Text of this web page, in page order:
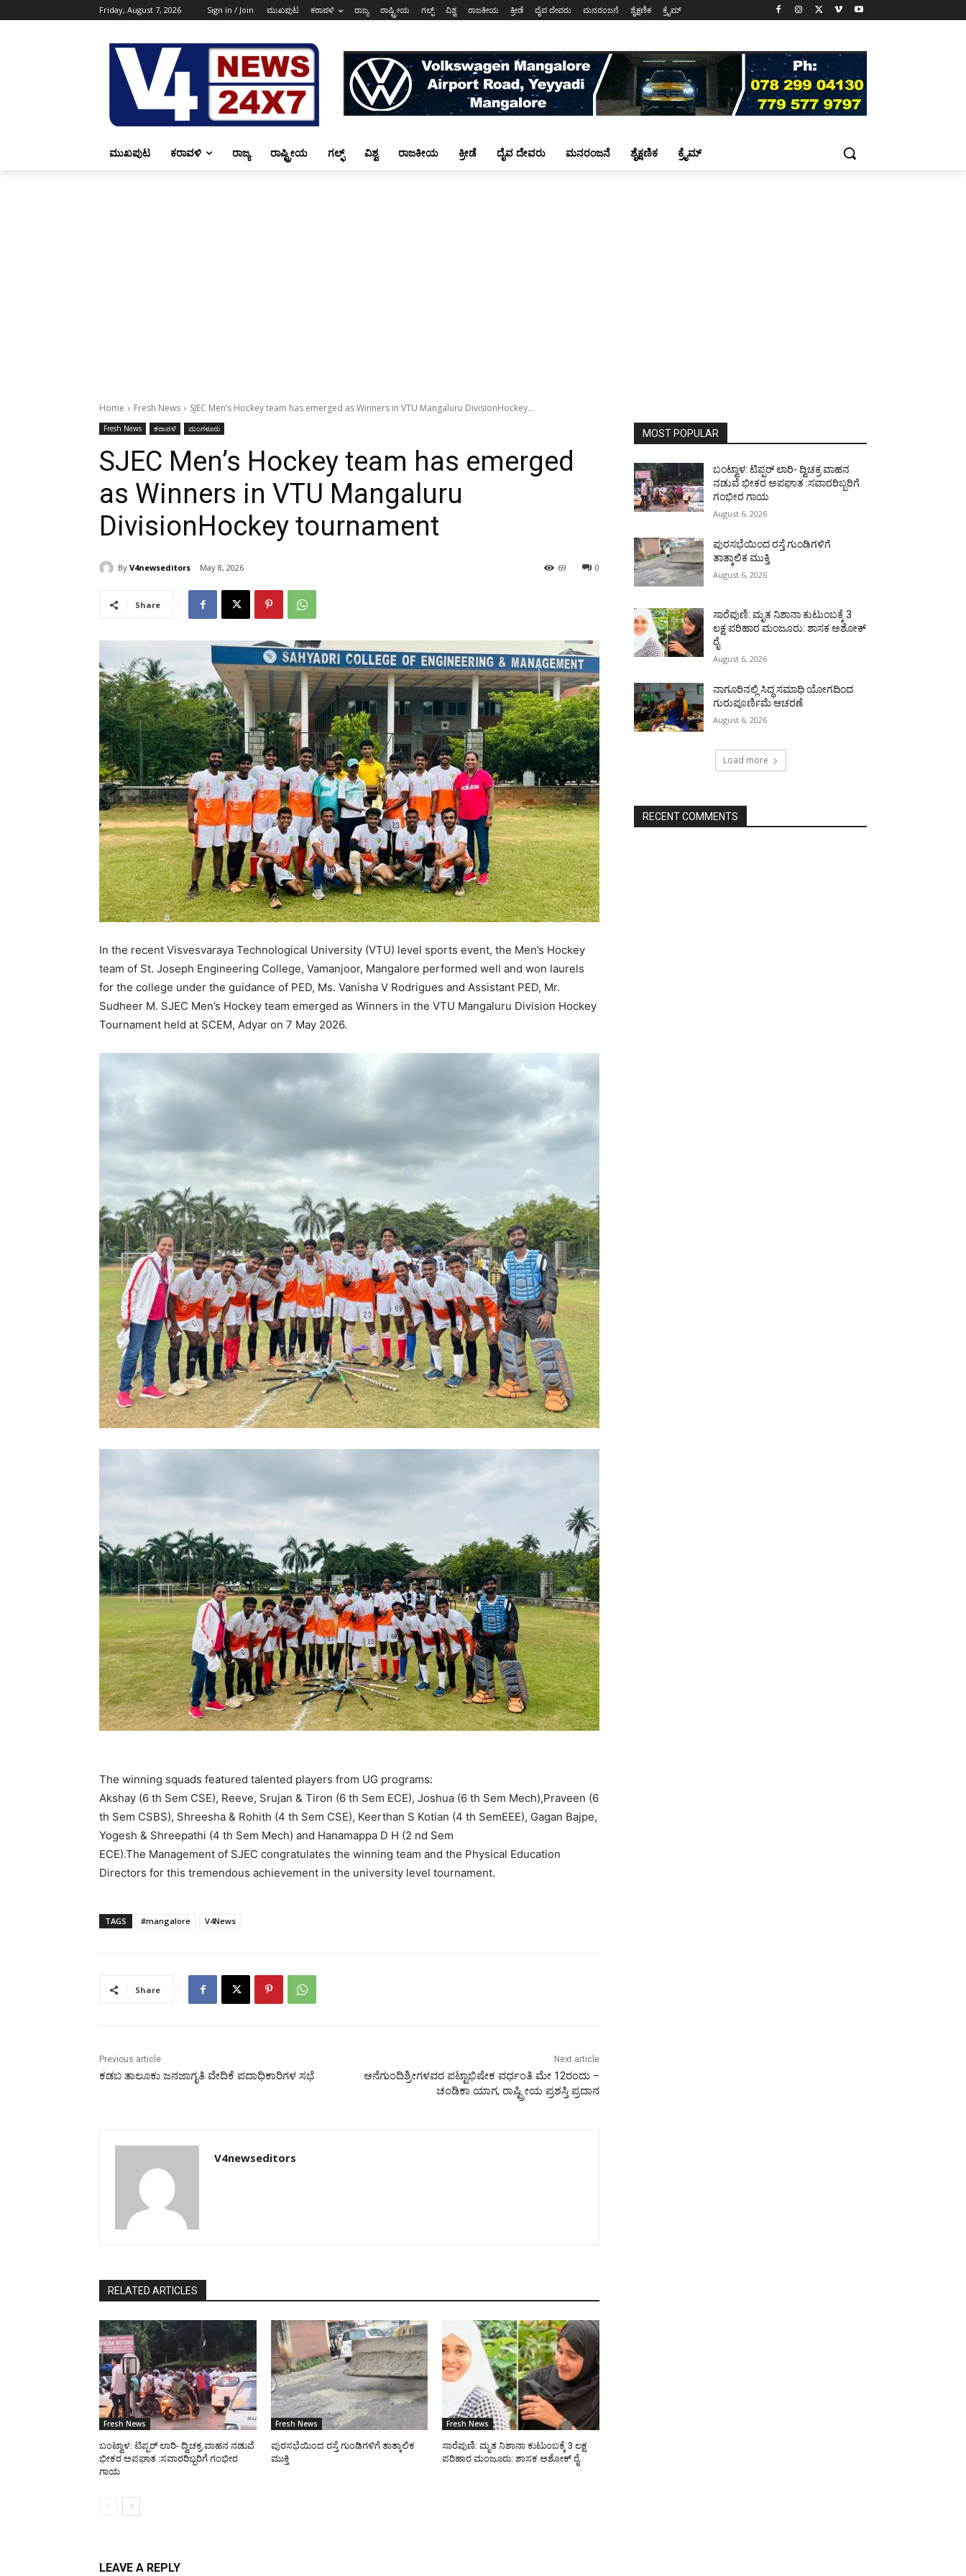
Friday, August 7, 2026 Sign in / Join ಮುಖಪುಟ ಕರಾವಳಿ ರಾಜ್ಯ ರಾಷ್ಟ್ರೀಯ ಗಲ್ಫ್ ವಿಶ್ವ ರಾಜಕೀಯ ಕ್ರೀಡೆ ದೈವ ದೇವರು ಮನರಂಜನೆ ಶೈಕ್ಷಣಿಕ ಕ್ರೈಮ್
ಮುಖಪುಟ ಕರಾವಳಿ ರಾಜ್ಯ ರಾಷ್ಟ್ರೀಯ ಗಲ್ಫ್ ವಿಶ್ವ ರಾಜಕೀಯ ಕ್ರೀಡೆ ದೈವ ದೇವರು ಮನರಂಜನೆ ಶೈಕ್ಷಣಿಕ ಕ್ರೈಮ್
Home Fresh News SJEC Men’s Hockey team has emerged as Winners in VTU Mangaluru DivisionHockey...
Fresh News ಕರಾವಳಿ ಮಂಗಳೂರು
SJEC Men’s Hockey team has emerged
as Winners in VTU Mangaluru
DivisionHockey tournament
By V4newseditors May 8, 2026 0
69
Share
In the recent Visvesvaraya Technological University (VTU) level sports event, the Men’s Hockey
team of St. Joseph Engineering College, Vamanjoor, Mangalore performed well and won laurels
for the college under the guidance of PED, Ms. Vanisha V Rodrigues and Assistant PED, Mr.
Sudheer M. SJEC Men’s Hockey team emerged as Winners in the VTU Mangaluru Division Hockey
Tournament held at SCEM, Adyar on 7 May 2026.
The winning squads featured talented players from UG programs:
Akshay (6 th Sem CSE), Reeve, Srujan & Tiron (6 th Sem ECE), ⁠Joshua (6 th Sem Mech),Praveen (6
th Sem CSBS), Shreesha & Rohith (4 th Sem CSE), Keerthan S Kotian (4 th SemEEE), Gagan Bajpe,
Yogesh & Shreepathi (4 th Sem Mech) and Hanamappa D H (2 nd Sem
ECE).The Management of SJEC congratulates the winning team and the Physical Education
Directors for this tremendous achievement in the university level tournament.
TAGS #mangalore V4News
Share
Previous article
ಕಡಬ ತಾಲೂಕು ಜನಜಾಗೃತಿ ವೇದಿಕೆ ಪದಾಧಿಕಾರಿಗಳ ಸಭೆ
Next article
ಆನೆಗುಂದಿಶ್ರೀಗಳವರ ಪಟ್ಟಾಭಿಷೇಕ ವರ್ಧಂತಿ ಮೇ 12ರಂದು –
ಚಂಡಿಕಾ ಯಾಗ, ರಾಷ್ಟ್ರೀಯ ಪ್ರಶಸ್ತಿ ಪ್ರದಾನ
V4newseditors
RELATED ARTICLES
Fresh News
ಬಂಟ್ವಾಳ: ಟಿಪ್ಪರ್ ಲಾರಿ- ದ್ವಿಚಕ್ರ ವಾಹನ ನಡುವೆ
ಭೀಕರ ಅಪಘಾತ :ಸವಾರರಿಬ್ಬರಿಗೆ ಗಂಭೀರ
ಗಾಯ
Fresh News
ಪುರಸಭೆಯಿಂದ ರಸ್ತೆ ಗುಂಡಿಗಳಿಗೆ ತಾತ್ಕಾಲಿಕ
ಮುಕ್ತಿ
Fresh News
ಸಾರೆಪುಣಿ: ಮೃತ ನಿಶಾನಾ ಕುಟುಂಬಕ್ಕೆ 3 ಲಕ್ಷ
ಪರಿಹಾರ ಮಂಜೂರು: ಶಾಸಕ ಅಶೋಕ್ ರೈ
LEAVE A REPLY
MOST POPULAR
ಬಂಟ್ವಾಳ: ಟಿಪ್ಪರ್ ಲಾರಿ- ದ್ವಿಚಕ್ರ ವಾಹನ
ನಡುವೆ ಭೀಕರ ಅಪಘಾತ :ಸವಾರರಿಬ್ಬರಿಗೆ
ಗಂಭೀರ ಗಾಯ
August 6, 2026
ಪುರಸಭೆಯಿಂದ ರಸ್ತೆ ಗುಂಡಿಗಳಿಗೆ
ತಾತ್ಕಾಲಿಕ ಮುಕ್ತಿ
August 6, 2026
ಸಾರೆಪುಣಿ: ಮೃತ ನಿಶಾನಾ ಕುಟುಂಬಕ್ಕೆ 3
ಲಕ್ಷ ಪರಿಹಾರ ಮಂಜೂರು: ಶಾಸಕ ಅಶೋಕ್
ರೈ
August 6, 2026
ನಾಗೂರಿನಲ್ಲಿ ಸಿದ್ಧ ಸಮಾಧಿ ಯೋಗದಿಂದ
ಗುರುಪೂರ್ಣಿಮೆ ಆಚರಣೆ
August 6, 2026
Load more
RECENT COMMENTS